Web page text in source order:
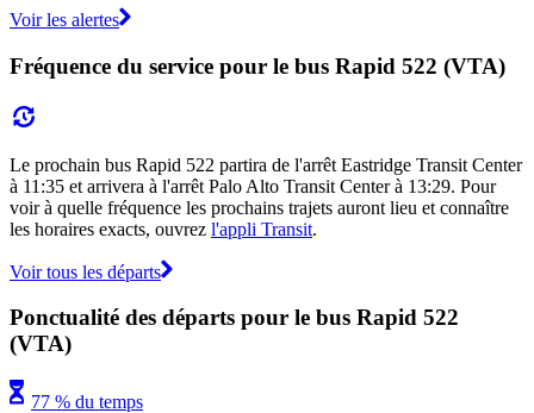
Voir les alertes
Fréquence du service pour le bus Rapid 522 (VTA)
Le prochain bus Rapid 522 partira de l'arrêt Eastridge Transit Center
à 11:35 et arrivera à l'arrêt Palo Alto Transit Center à 13:29. Pour
voir à quelle fréquence les prochains trajets auront lieu et connaître
les horaires exacts, ouvrez l'appli Transit.
Voir tous les départs
Ponctualité des départs pour le bus Rapid 522
(VTA)
77 % du temps